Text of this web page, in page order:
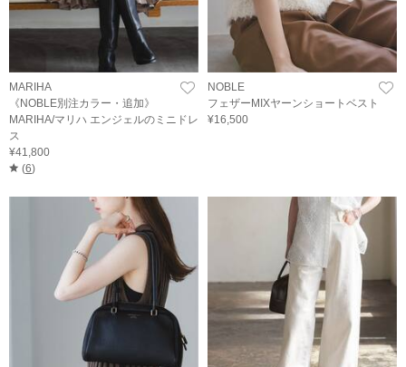
MARIHA
《NOBLE別注カラー・追加》
MARIHA/マリハ エンジェルのミニドレ
ス
¥41,800
(6)
NOBLE
フェザーMIXヤーンショートベスト
¥16,500